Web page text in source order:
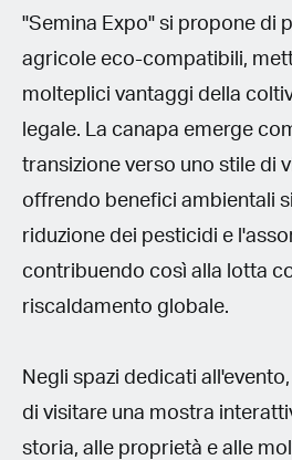
"Semina Expo" si propone di
agricole eco-compatibili,
molteplici vantaggi della
legale. La canapa emerge
transizione verso uno stile di
offrendo benefici ambientali
riduzione dei pesticidi e
contribuendo così alla lotta
riscaldamento globale.
Negli spazi dedicati
di visitare una mostra
storia, alle proprietà e alle